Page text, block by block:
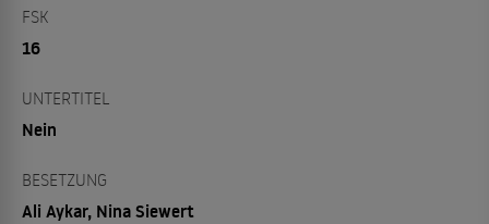
FSK
16
UNTERTITEL
Nein
BESETZUNG
Ali Aykar, Nina Siewert